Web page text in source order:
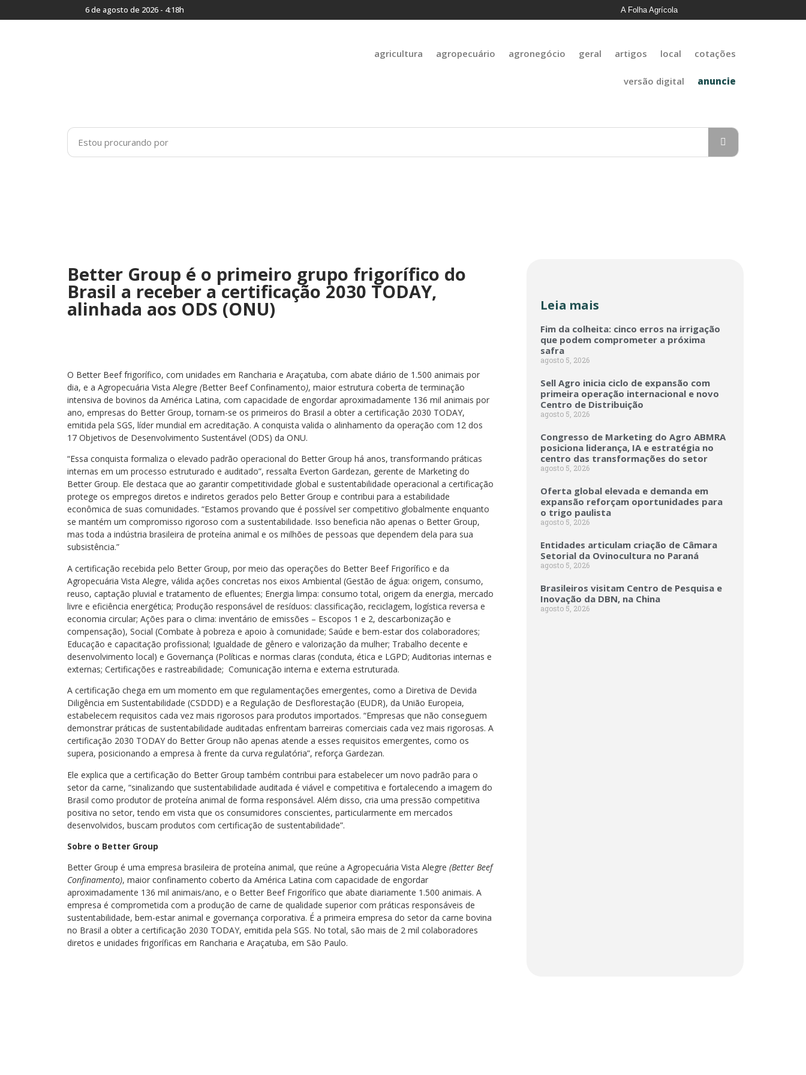
6 de agosto de 2026 - 4:18h A Folha Agrícola
agricultura agropecuário agronegócio geral artigos local cotações
versão digital anuncie
Better Group é o primeiro grupo frigorífico do
Brasil a receber a certificação 2030 TODAY,
alinhada aos ODS (ONU)
O Better Beef frigorífico, com unidades em Rancharia e Araçatuba, com abate diário de 1.500 animais por
dia, e a Agropecuária Vista Alegre (Better Beef Confinamento), maior estrutura coberta de terminação
intensiva de bovinos da América Latina, com capacidade de engordar aproximadamente 136 mil animais por
ano, empresas do Better Group, tornam-se os primeiros do Brasil a obter a certificação 2030 TODAY,
emitida pela SGS, líder mundial em acreditação. A conquista valida o alinhamento da operação com 12 dos
17 Objetivos de Desenvolvimento Sustentável (ODS) da ONU.
“Essa conquista formaliza o elevado padrão operacional do Better Group há anos, transformando práticas
internas em um processo estruturado e auditado”, ressalta Everton Gardezan, gerente de Marketing do
Better Group. Ele destaca que ao garantir competitividade global e sustentabilidade operacional a certificação
protege os empregos diretos e indiretos gerados pelo Better Group e contribui para a estabilidade
econômica de suas comunidades. “Estamos provando que é possível ser competitivo globalmente enquanto
se mantém um compromisso rigoroso com a sustentabilidade. Isso beneficia não apenas o Better Group,
mas toda a indústria brasileira de proteína animal e os milhões de pessoas que dependem dela para sua
subsistência.”
A certificação recebida pelo Better Group, por meio das operações do Better Beef Frigorífico e da
Agropecuária Vista Alegre, válida ações concretas nos eixos Ambiental (Gestão de água: origem, consumo,
reuso, captação pluvial e tratamento de efluentes; Energia limpa: consumo total, origem da energia, mercado
livre e eficiência energética; Produção responsável de resíduos: classificação, reciclagem, logística reversa e
economia circular; Ações para o clima: inventário de emissões – Escopos 1 e 2, descarbonização e
compensação), Social (Combate à pobreza e apoio à comunidade; Saúde e bem-estar dos colaboradores;
Educação e capacitação profissional; Igualdade de gênero e valorização da mulher; Trabalho decente e
desenvolvimento local) e Governança (Políticas e normas claras (conduta, ética e LGPD; Auditorias internas e
externas; Certificações e rastreabilidade; Comunicação interna e externa estruturada.
A certificação chega em um momento em que regulamentações emergentes, como a Diretiva de Devida
Diligência em Sustentabilidade (CSDDD) e a Regulação de Desflorestação (EUDR), da União Europeia,
estabelecem requisitos cada vez mais rigorosos para produtos importados. “Empresas que não conseguem
demonstrar práticas de sustentabilidade auditadas enfrentam barreiras comerciais cada vez mais rigorosas. A
certificação 2030 TODAY do Better Group não apenas atende a esses requisitos emergentes, como os
supera, posicionando a empresa à frente da curva regulatória”, reforça Gardezan.
Ele explica que a certificação do Better Group também contribui para estabelecer um novo padrão para o
setor da carne, “sinalizando que sustentabilidade auditada é viável e competitiva e fortalecendo a imagem do
Brasil como produtor de proteína animal de forma responsável. Além disso, cria uma pressão competitiva
positiva no setor, tendo em vista que os consumidores conscientes, particularmente em mercados
desenvolvidos, buscam produtos com certificação de sustentabilidade”.
Sobre o Better Group
Better Group é uma empresa brasileira de proteína animal, que reúne a Agropecuária Vista Alegre (Better Beef
Confinamento), maior confinamento coberto da América Latina com capacidade de engordar
aproximadamente 136 mil animais/ano, e o Better Beef Frigorífico que abate diariamente 1.500 animais. A
empresa é comprometida com a produção de carne de qualidade superior com práticas responsáveis de
sustentabilidade, bem-estar animal e governança corporativa. É a primeira empresa do setor da carne bovina
no Brasil a obter a certificação 2030 TODAY, emitida pela SGS. No total, são mais de 2 mil colaboradores
diretos e unidades frigoríficas em Rancharia e Araçatuba, em São Paulo.
Leia mais
Fim da colheita: cinco erros na irrigação
que podem comprometer a próxima
safra
agosto 5, 2026
Sell Agro inicia ciclo de expansão com
primeira operação internacional e novo
Centro de Distribuição
agosto 5, 2026
Congresso de Marketing do Agro ABMRA
posiciona liderança, IA e estratégia no
centro das transformações do setor
agosto 5, 2026
Oferta global elevada e demanda em
expansão reforçam oportunidades para
o trigo paulista
agosto 5, 2026
Entidades articulam criação de Câmara
Setorial da Ovinocultura no Paraná
agosto 5, 2026
Brasileiros visitam Centro de Pesquisa e
Inovação da DBN, na China
agosto 5, 2026